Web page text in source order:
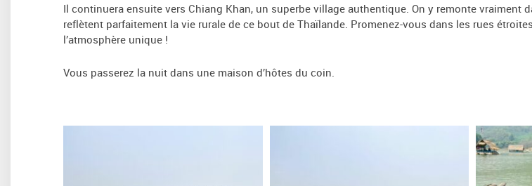
Il continuera ensuite vers Chiang Khan, un superbe village authentique. On y remonte
reflètent parfaitement la vie rurale de ce bout de Thaïlande. Promenez-vous dans les rues
l’atmosphère unique !
Vous passerez la nuit dans une maison d’hôtes du coin.